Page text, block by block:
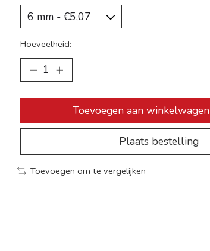
Hoeveelheid:
Toevoegen aan winkelwagen
Plaats bestelling
Toevoegen om te vergelijken